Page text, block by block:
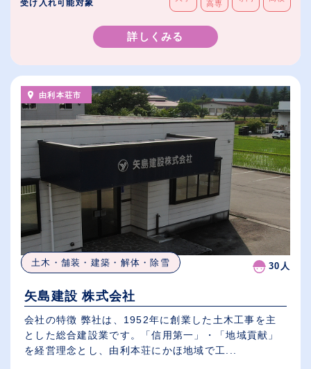
受け入れ可能対象 高専
詳しくみる
由利本荘市
土木・舗装・建築・解体・除雪 30人
矢島建設 株式会社
会社の特徴 弊社は、1952年に創業した土木工事を主
とした総合建設業です。「信用第一」・「地域貢献」
を経営理念とし、由利本荘にかほ地域で工...